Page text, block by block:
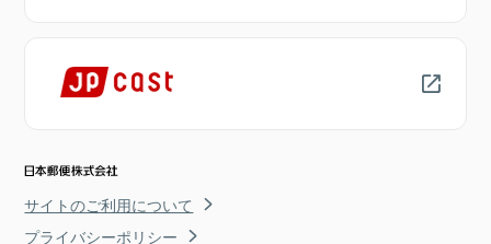
サイトのご利用について
プライバシーポリシー